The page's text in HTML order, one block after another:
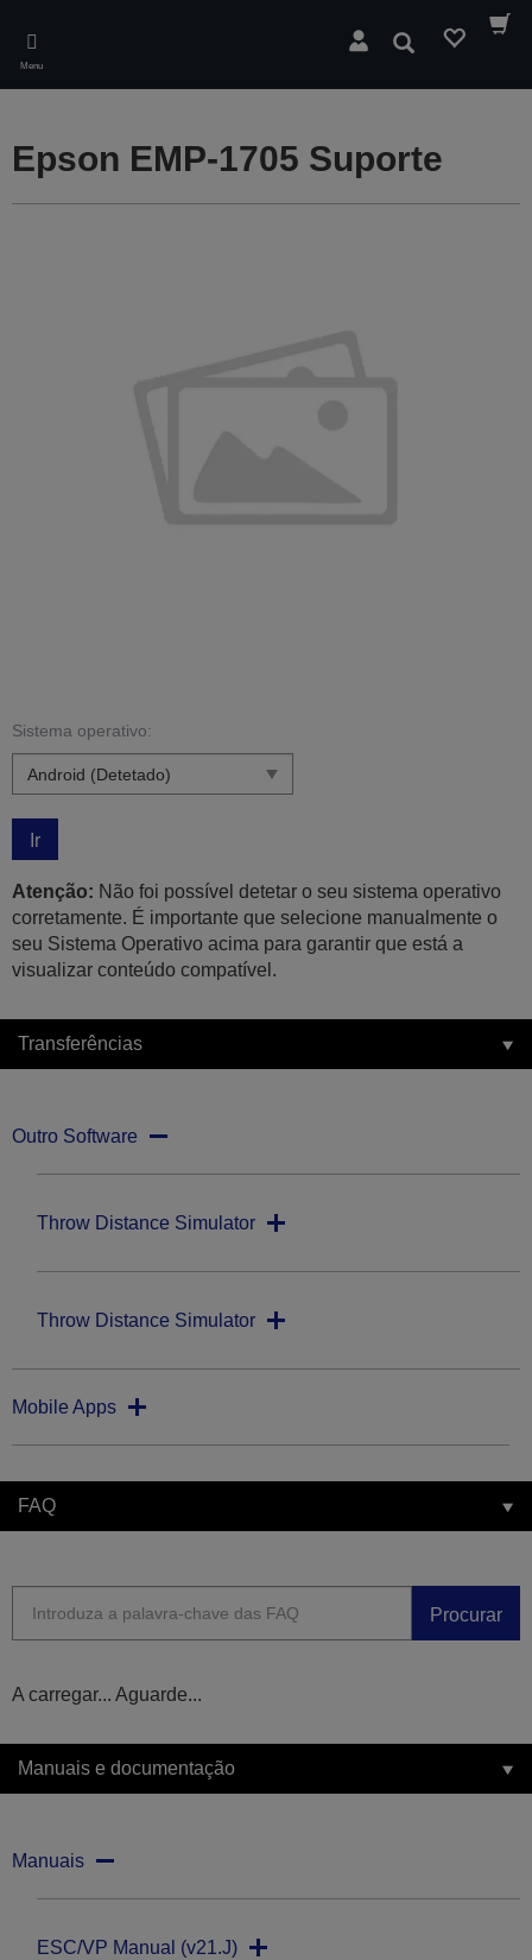
main
content
Menu
Pesquisar
Epson EMP-1705 Suporte
Sistema operativo:
Ir
Atenção: Não foi possível detetar o seu sistema operativo
corretamente. É importante que selecione manualmente o
seu Sistema Operativo acima para garantir que está a
visualizar conteúdo compatível.
Transferências
Outro Software
Throw Distance Simulator
Throw Distance Simulator
Mobile Apps
FAQ
Procurar
A carregar... Aguarde...
Manuais e documentação
Manuais
ESC/VP Manual (v21.J)